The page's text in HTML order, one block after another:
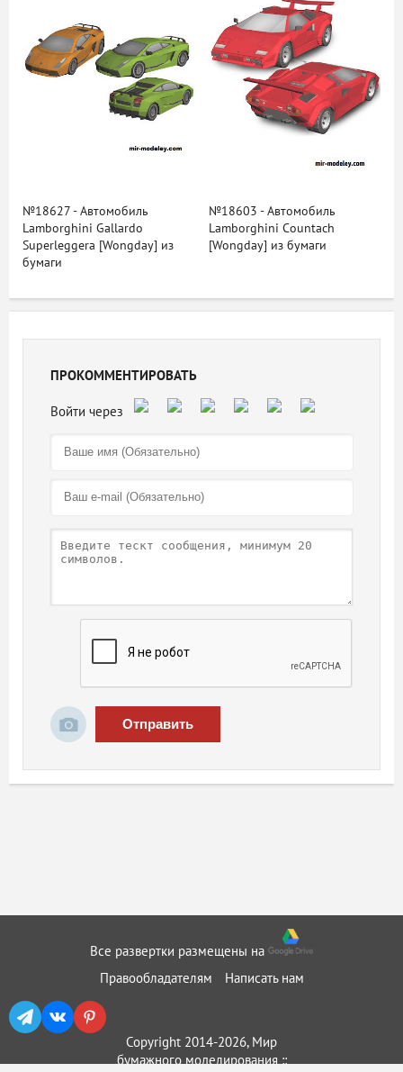
№18627 - Автомобиль
Lamborghini Gallardo
Superleggera [Wongday] из
бумаги
№18603 - Автомобиль
Lamborghini Countach
[Wongday] из бумаги
ПРОКОММЕНТИРОВАТЬ
Отправить
Все развертки размещены на
Правообладателям
Написать нам
Copyright 2014-2026, Мир
бумажного моделирования ::